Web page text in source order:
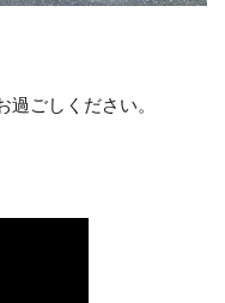
ごしください。